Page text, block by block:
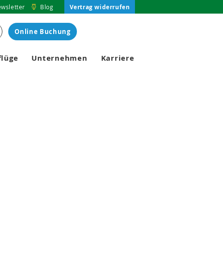
Online Buchung
Unternehmen Karriere
Blog Vertrag widerrufen